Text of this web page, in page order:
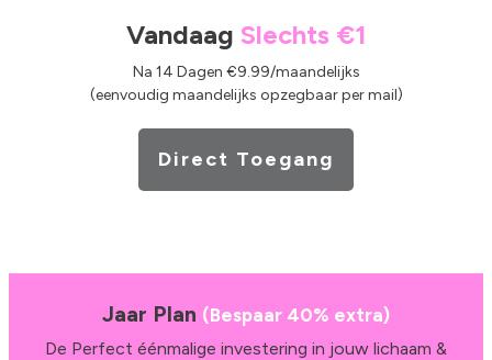
Vandaag Slechts €1
Na 14 Dagen €9.99/maandelijks
(eenvoudig maandelijks opzegbaar per mail)
Direct Toegang
Jaar Plan (Bespaar 40% extra)
De Perfect éénmalige investering in jouw lichaam &